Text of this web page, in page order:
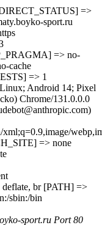
=>
sport.ru
=> no-
cache
=> 1
Android 14; Pixel
Chrome/131.0.0.0
=> none
br [PATH] =>
sbin:/bin
sport.ru Port 80